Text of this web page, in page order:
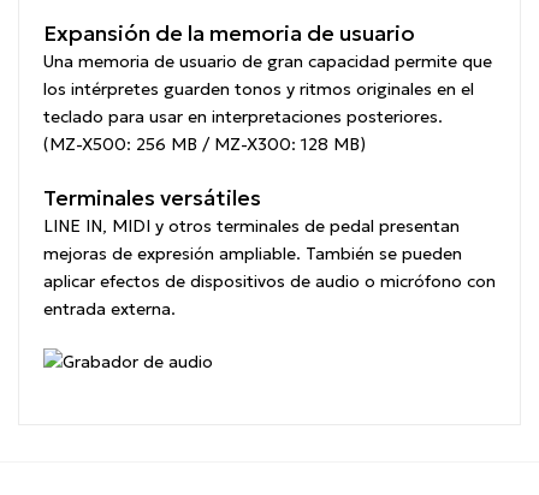
Expansión de la memoria de usuario
Una memoria de usuario de gran capacidad permite que
los intérpretes guarden tonos y ritmos originales en el
teclado para usar en interpretaciones posteriores.
(MZ-X500: 256 MB / MZ-X300: 128 MB)
Terminales versátiles
LINE IN, MIDI y otros terminales de pedal presentan
mejoras de expresión ampliable. También se pueden
aplicar efectos de dispositivos de audio o micrófono con
entrada externa.